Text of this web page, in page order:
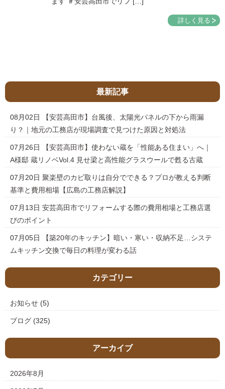
詳しく見る
最新記事
08月02日
【安芸高田市】台風後、太陽光パネルの下から雨漏
り？｜地元の工務店が現場調査で見つけた原因と対処法
07月26日
【安芸高田市】使わない蔵を「性能ある住まい」へ｜
A様邸 蔵リノベVol.4 見せ梁と高性能グラスウールで甦る古蔵
07月20日 聚楽壁のカビ取りは自分でできる？プロが教える判断
基準と費用相場【広島の工務店解説】
07月13日 安芸高田市でリフォームする際の費用相場と工務店選
びのポイント
07月05日
【築20年のキッチン】暗い・寒い・収納不足…システ
ムキッチン交換で毎日の料理が変わる話
カテゴリー
お知らせ (5)
ブログ (325)
アーカイブ
2026年8月